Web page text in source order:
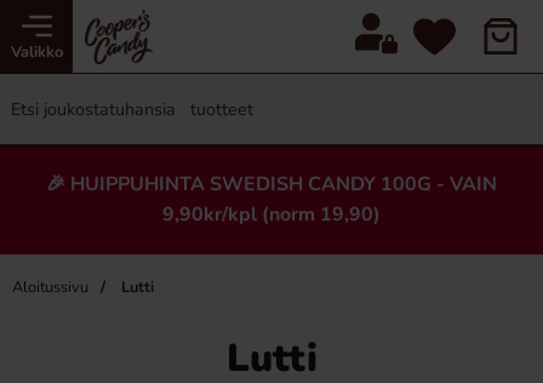
Valikko
🎉 HUIPPUHINTA SWEDISH CANDY 100G - VAIN
9,90kr/kpl (norm 19,90)
Aloitussivu Lutti
Lutti